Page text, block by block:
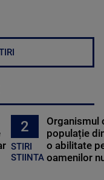
2
STIRI
STIINTA
Organismul
populație
o abilitate
oamenilor